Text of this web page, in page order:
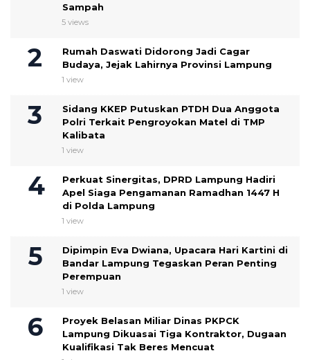
Sampah
5 views
Rumah Daswati Didorong Jadi Cagar
Budaya, Jejak Lahirnya Provinsi Lampung
1 view
Sidang KKEP Putuskan PTDH Dua Anggota
Polri Terkait Pengroyokan Matel di TMP
Kalibata
1 view
Perkuat Sinergitas, DPRD Lampung Hadiri
Apel Siaga Pengamanan Ramadhan 1447 H
di Polda Lampung
1 view
Dipimpin Eva Dwiana, Upacara Hari Kartini di
Bandar Lampung Tegaskan Peran Penting
Perempuan
1 view
Proyek Belasan Miliar Dinas PKPCK
Lampung Dikuasai Tiga Kontraktor, Dugaan
Kualifikasi Tak Beres Mencuat